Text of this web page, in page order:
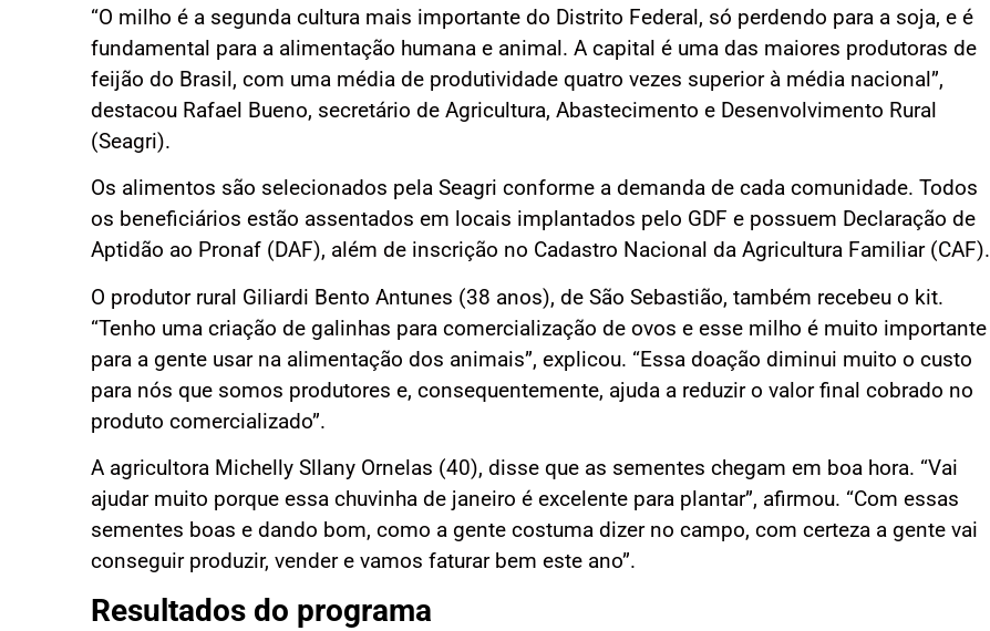
“O milho é a segunda cultura mais importante do Distrito Federal, só perdendo para a soja, e é
fundamental para a alimentação humana e animal. A capital é uma das maiores produtoras de
feijão do Brasil, com uma média de produtividade quatro vezes superior à média nacional”,
destacou Rafael Bueno, secretário de Agricultura, Abastecimento e Desenvolvimento Rural
(Seagri).
Os alimentos são selecionados pela Seagri conforme a demanda de cada comunidade. Todos
os beneficiários estão assentados em locais implantados pelo GDF e possuem Declaração de
Aptidão ao Pronaf (DAF), além de inscrição no Cadastro Nacional da Agricultura Familiar (CAF).
O produtor rural Giliardi Bento Antunes (38 anos), de São Sebastião, também recebeu o kit.
“Tenho uma criação de galinhas para comercialização de ovos e esse milho é muito importante
para a gente usar na alimentação dos animais”, explicou. “Essa doação diminui muito o custo
para nós que somos produtores e, consequentemente, ajuda a reduzir o valor final cobrado no
produto comercializado”.
A agricultora Michelly Sllany Ornelas (40), disse que as sementes chegam em boa hora. “Vai
ajudar muito porque essa chuvinha de janeiro é excelente para plantar”, afirmou. “Com essas
sementes boas e dando bom, como a gente costuma dizer no campo, com certeza a gente vai
conseguir produzir, vender e vamos faturar bem este ano”.
Resultados do programa